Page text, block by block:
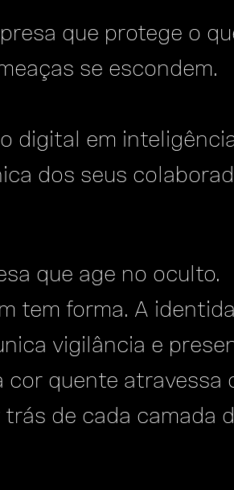
que protege o
se escondem.
digital em
dos seus
que age no oculto.
tem forma. A
vigilância e
cor quente atravessa
de cada camada